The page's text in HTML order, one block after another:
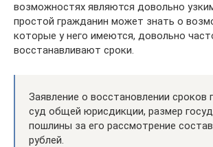
возможностях являются довольно
простой гражданин может знать о
которые у него имеются, довольно
восстанавливают сроки.
Заявление о восстановлении сроков
суд общей юрисдикции, размер
пошлины за его рассмотрение
рублей.